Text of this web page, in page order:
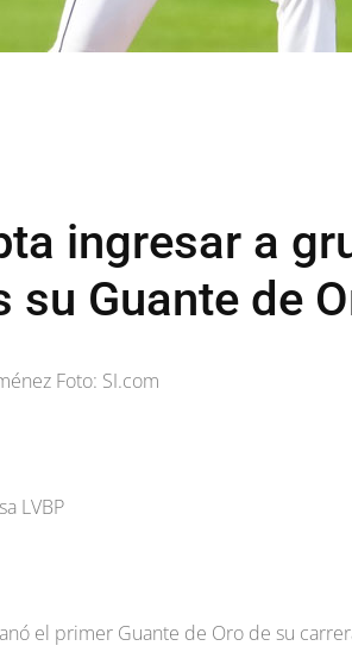
ingresar a
Guante de
Foto: SI.com
LVBP
el primer Guante de Oro de su